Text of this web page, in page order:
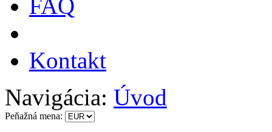
FAQ
Kontakt
Navigácia: Úvod
Peňažná mena: